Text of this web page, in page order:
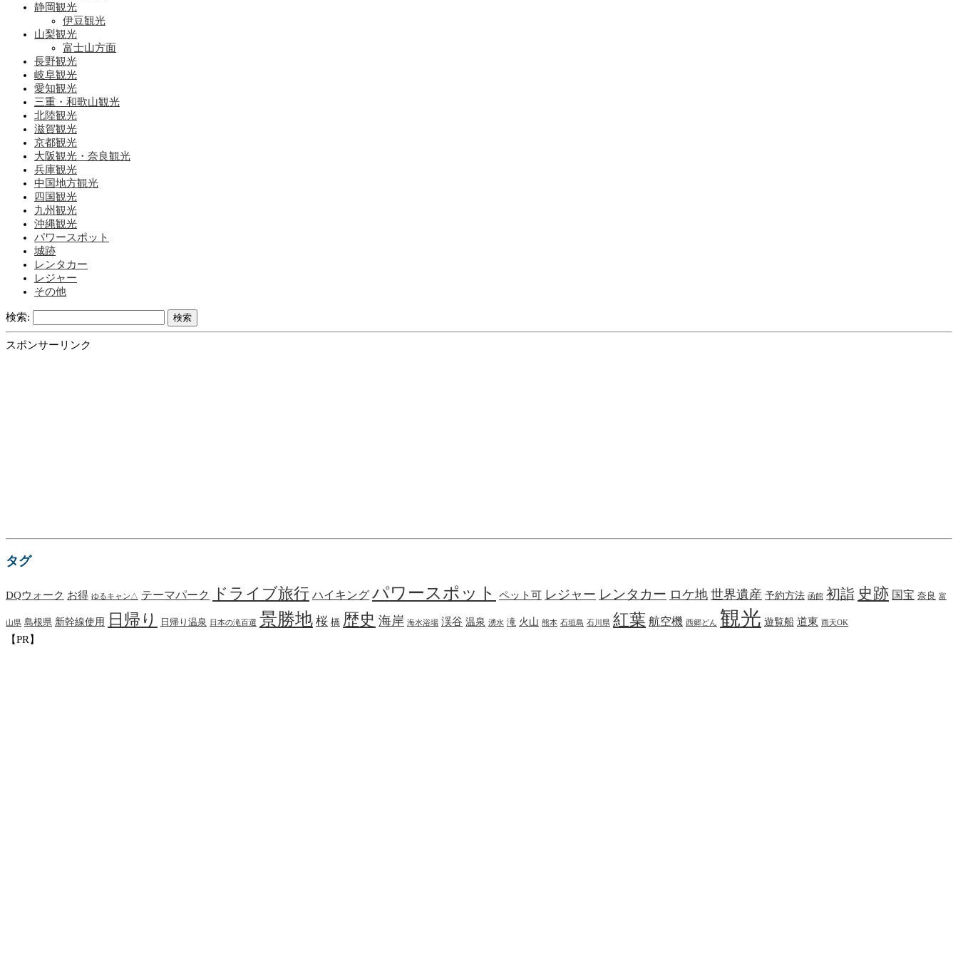
静岡観光
伊豆観光
山梨観光
富士山方面
長野観光
岐阜観光
愛知観光
三重・和歌山観光
北陸観光
滋賀観光
京都観光
大阪観光・奈良観光
兵庫観光
中国地方観光
四国観光
九州観光
沖縄観光
パワースポット
城跡
レンタカー
レジャー
その他
検索:
スポンサーリンク
タグ
DQウォーク お得 ゆるキャン△ テーマパーク ドライブ旅行 ハイキング パワースポット ペット可 レジャー レンタカー ロケ地 世界遺産 予約方法 函館 初詣 史跡 国宝 奈良 富
山県 島根県 新幹線使用 日帰り 日帰り温泉 日本の滝百選 景勝地 桜 橋 歴史 海岸 海水浴場 渓谷 温泉 湧水 滝 火山 熊本 石垣島 石川県 紅葉 航空機 西郷どん 観光 遊覧船 道東 雨天OK
【PR】